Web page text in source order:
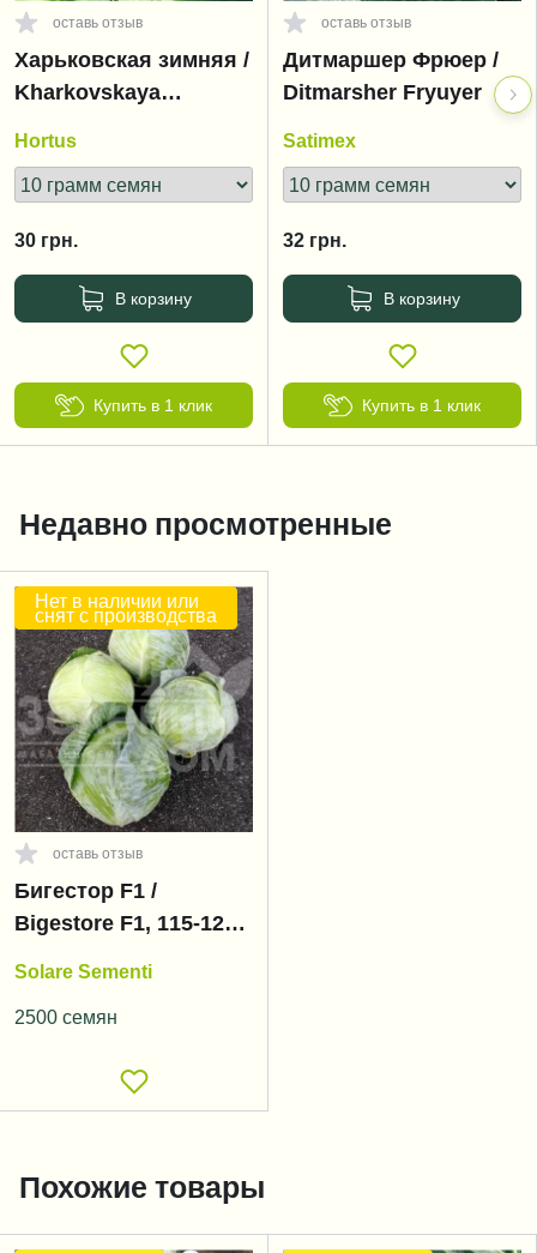
оставь отзыв
Харьковская зимняя /
Kharkovskaya
Hortus
30 грн.
В корзину
Купить в 1 клик
оставь отзыв
Дитмаршер Фрюер /
Ditmarsher Fryuyer
Satimex
32 грн.
В корзину
Купить в 1 клик
Недавно просмотренные
Нет в наличии или
снят с производства
оставь отзыв
Бигестор F1 /
Bigestore F1, 115-120
Solare Sementi
2500 семян
Похожие товары